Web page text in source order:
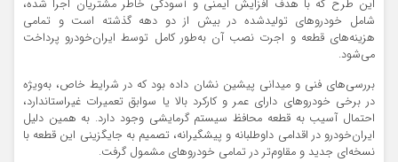
این طرح که با هدف افزایش ایمنی و آسودگی خاطر مشتریان اجرا شده،
شامل خودروهای تولیدشده در بیش از دو دهه گذشته است و تمامی
هزینه‌های قطعه و اجرت نصب آن به‌طور کامل توسط ایران‌خودرو پرداخت
می‌شود.
بررسی‌های فنی و میدانی پیشین نشان داده بود که در شرایط خاص، به‌ویژه
در برخی خودروهای دارای عمر و کارکرد بالا یا سوابق تعمیرات غیراستاندارد،
احتمال آسیب به قطعه محافظ سیستم گرمایشی وجود دارد. به همین دلیل
ایران‌خودرو در اقدامی داوطلبانه و پیشگیرانه، تصمیم به جایگزینی این قطعه با
نسخه‌ای جدید و مقاوم‌تر در تمامی خودروهای مشمول گرفت.